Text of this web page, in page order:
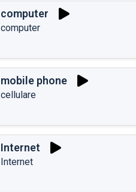
computer
computer
mobile phone
cellulare
Internet
Internet